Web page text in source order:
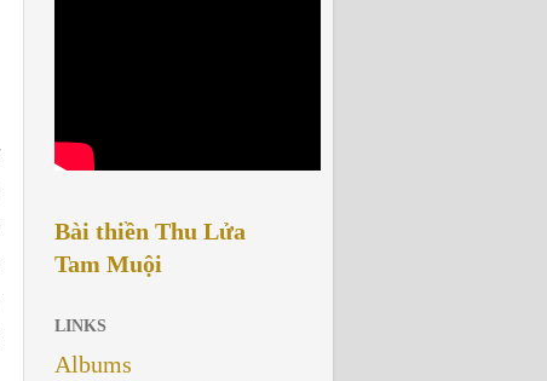
Bài thiền Thu Lửa
Tam Muội
LINKS
Albums